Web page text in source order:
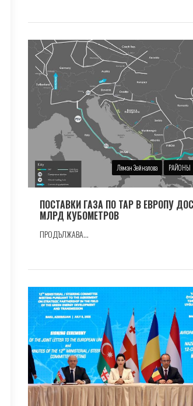
Ляман Зейналова РАЙОНЫ
ПОСТАВКИ ГАЗА ПО TAP В ЕВРОПУ
МЛРД КУБОМЕТРОВ
ПРОДЪЛЖАВА...